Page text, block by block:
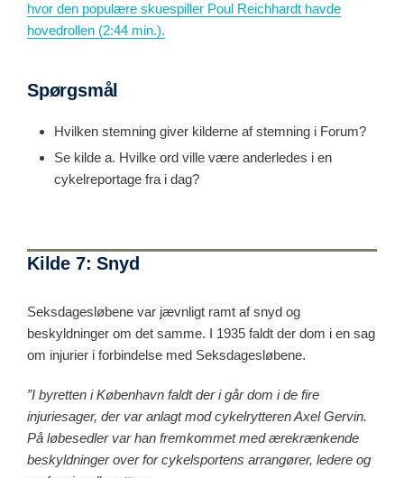
hvor den populære skuespiller Poul Reichhardt havde
hovedrollen (2:44 min.).
Spørgsmål
Hvilken stemning giver kilderne af stemning i Forum?
Se kilde a. Hvilke ord ville være anderledes i en
cykelreportage fra i dag?
Kilde 7: Snyd
Seksdagesløbene var jævnligt ramt af snyd og
beskyldninger om det samme. I 1935 faldt der dom i en sag
om injurier i forbindelse med Seksdagesløbene.
”I byretten i København faldt der i går dom i de fire
injuriesager, der var anlagt mod cykelrytteren Axel Gervin.
På løbesedler var han fremkommet med ærekrænkende
beskyldninger over for cykelsportens arrangører, ledere og